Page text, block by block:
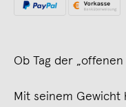
Ob Tag der
Mit seinem